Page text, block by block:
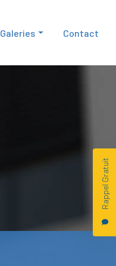
Rappel Gratuit
Galeries Contact